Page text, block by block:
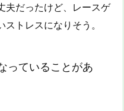
夫だったけど、レースゲ
トレスになりそう。
っていることがあ